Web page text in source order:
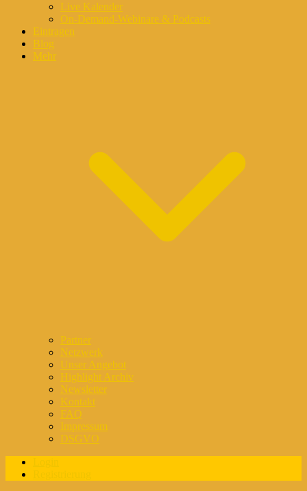
Live Kalender
On-Demand-Webinare & Podcasts
Eintragen
Blog
Mehr
Partner
Netzwerk
Unser Angebot
Highlight Archiv
Newsletter
Kontakt
FAQ
Impressum
DSGVO